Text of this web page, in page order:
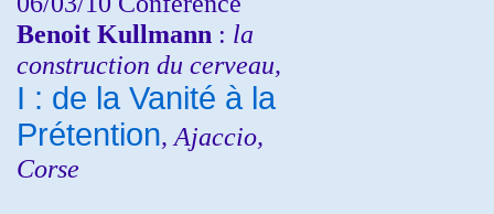
Benoit Kullmann : la
construction du cerveau,
I : de la Vanité à la
Prétention, Ajaccio,
Corse